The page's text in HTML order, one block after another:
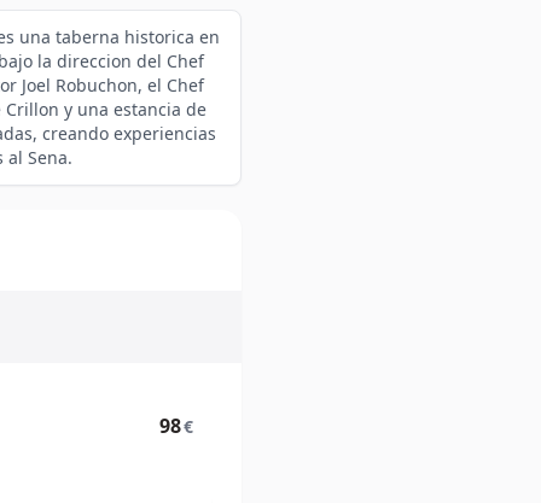
una taberna historica en
la direccion del Chef
Joel Robuchon, el Chef
y una estancia de
creando experiencias
al Sena.
98€